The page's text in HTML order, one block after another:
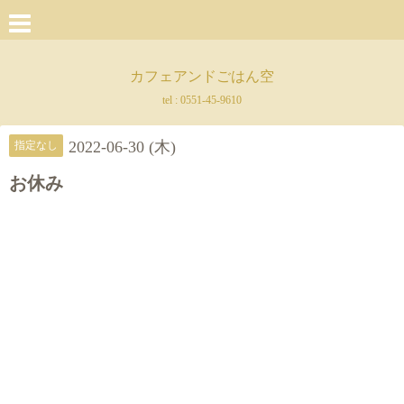
カフェアンドごはん空
tel : 0551-45-9610
指定なし 2022-06-30 (木)
お休み